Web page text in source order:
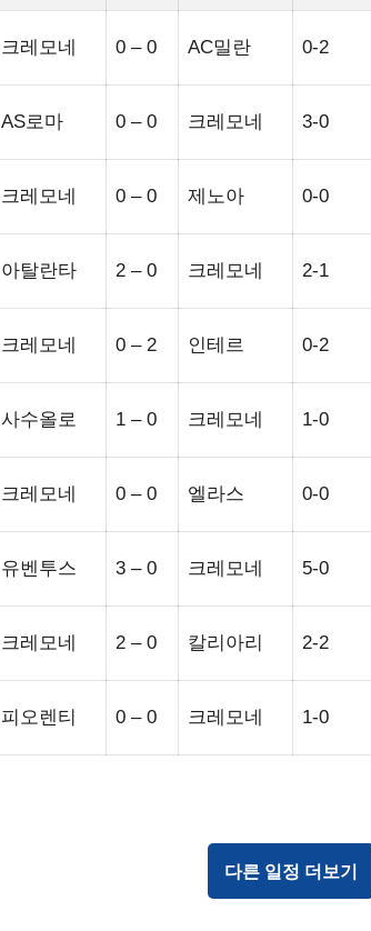
크레모네 0 – 0 AC밀란 0-2
AS로마 0 – 0 크레모네 3-0
크레모네 0 – 0 제노아 0-0
아탈란타 2 – 0 크레모네 2-1
크레모네 0 – 2 인테르 0-2
사수올로 1 – 0 크레모네 1-0
크레모네 0 – 0 엘라스 0-0
유벤투스 3 – 0 크레모네 5-0
크레모네 2 – 0 칼리아리 2-2
피오렌티 0 – 0 크레모네 1-0
다른 일정 더보기